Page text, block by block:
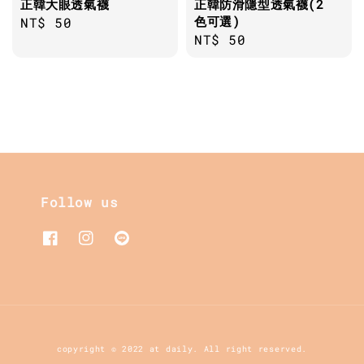
正韓大眼透氣襪
Regular
NT$ 50
正韓防滑隱型透氣襪(2
色可選)
Regular
NT$ 50
Follow us
copyright © 2022 at daily. All right reserved.